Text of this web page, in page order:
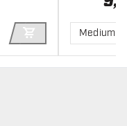
AGGIUNGI AL
Medium